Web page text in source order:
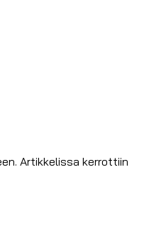
Artikkelissa kerrottiin